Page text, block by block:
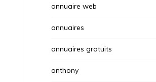
annuaire web
annuaires
annuaires gratuits
anthony